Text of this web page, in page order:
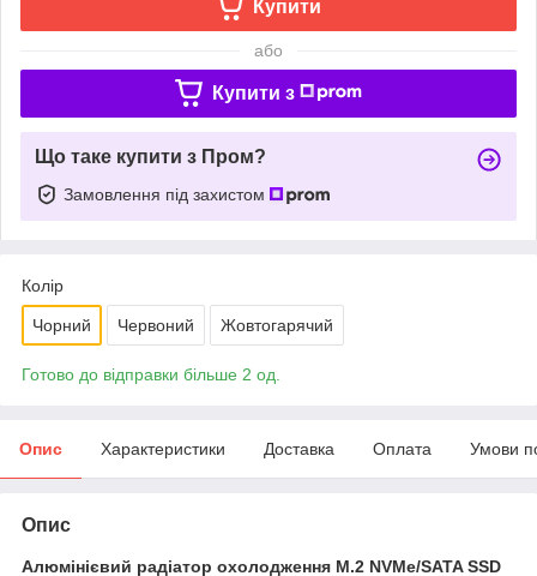
Купити
або
Купити з
Що таке купити з Пром?
Замовлення під захистом
Колір
Чорний Червоний Жовтогарячий
Готово до відправки більше 2 од.
Опис Характеристики Доставка Оплата Умови
Опис
Алюмінієвий радіатор охолодження M.2 NVMe/SATA SSD